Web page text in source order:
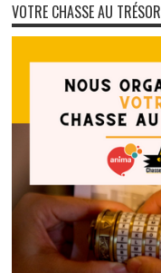
VOTRE CHASSE AU TRÉSOR